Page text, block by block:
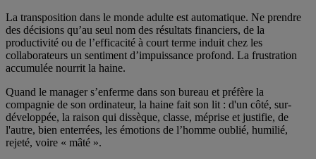
La transposition dans le monde adulte est automatique. Ne prendre
des décisions qu’au seul nom des résultats financiers, de la
productivité ou de l’efficacité à court terme induit chez les
collaborateurs un sentiment d’impuissance profond. La frustration
accumulée nourrit la haine.
Quand le manager s’enferme dans son bureau et préfère la
compagnie de son ordinateur, la haine fait son lit : d'un côté, sur-
développée, la raison qui dissèque, classe, méprise et justifie, de
l'autre, bien enterrées, les émotions de l’homme oublié, humilié,
rejeté, voire « mâté ».